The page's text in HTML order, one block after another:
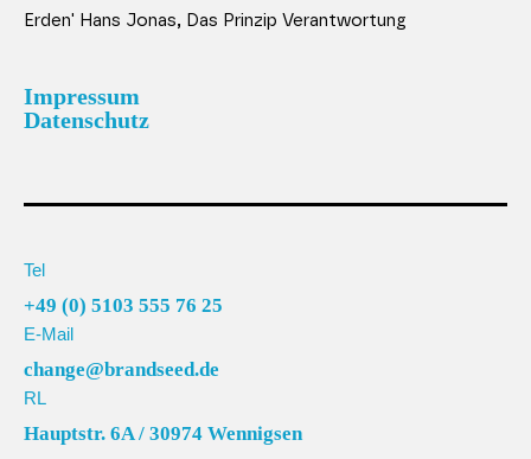
Erden' Hans Jonas, Das Prinzip Verantwortung
Impressum
Datenschutz
Tel
+49 (0) 5103 555 76 25
E-Mail
change@brandseed.de
RL
Hauptstr. 6A / 30974 Wennigsen